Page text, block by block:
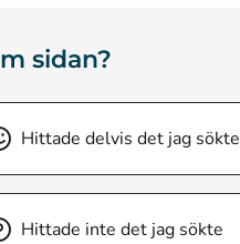
sidan?
Hittade delvis det jag sökte
Hittade inte det jag sökte